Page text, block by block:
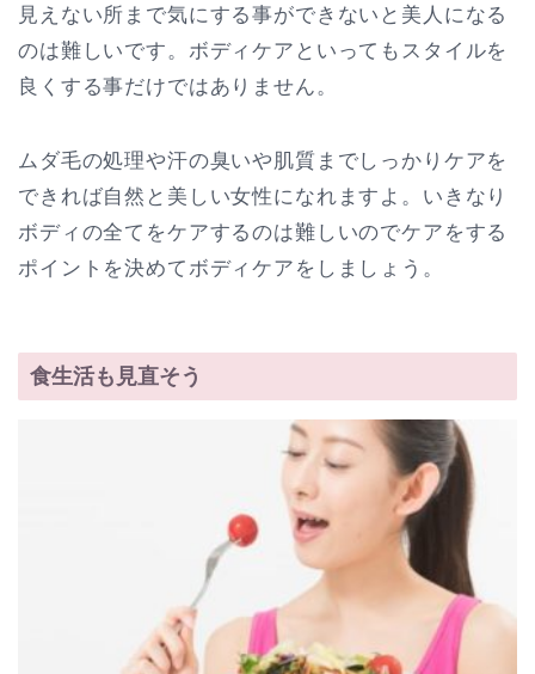
見えない所まで気にする事ができないと美人になる
のは難しいです。ボディケアといってもスタイルを
良くする事だけではありません。
ムダ毛の処理や汗の臭いや肌質までしっかりケアを
できれば自然と美しい女性になれますよ。いきなり
ボディの全てをケアするのは難しいのでケアをする
ポイントを決めてボディケアをしましょう。
食生活も見直そう